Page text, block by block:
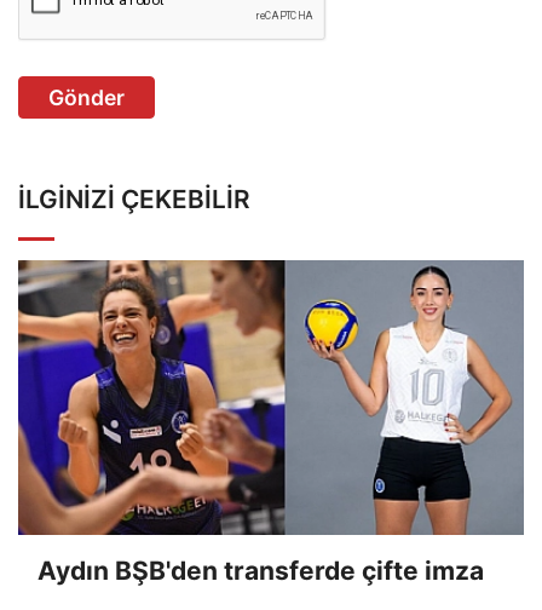
Gönder
İLGINIZI ÇEKEBILIR
Aydın BŞB'den transferde çifte imza